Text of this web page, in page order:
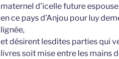
maternel d’icelle future
en ce pays d’Anjou pour luy
lignée,
et désirent lesdites parties qui
livres soit mise entre les mains